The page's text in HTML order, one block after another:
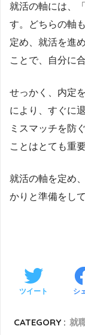
就活の軸には、
す。どちらの軸
定め、就活を進
ことで、自分に
せっかく、内定
により、すぐに
ミスマッチを防
ことはとても重
就活の軸を定め
かりと準備をし
ツイート シ
CATEGORY : 就